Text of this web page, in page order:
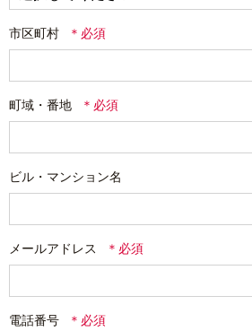
市区町村
町域・番地
ビル・マンション名
メールアドレス
電話番号